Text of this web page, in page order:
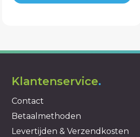
Klantenservice.
Contact
Betaalmethoden
Levertijden & Verzendkosten